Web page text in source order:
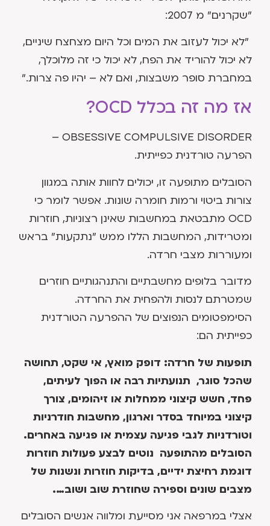
"שקרנים" מ 2007:
"לא יכול לעזוב את המים וכל היום מצחצח שיניים,
לא יכול להוריד את הפח, לא יכול כי זה מלוכלך,
במחברת סופר משבצות, ואם לא – יהיו פה צרות."
אז מה זה בכלל OCD?
OBSESSIVE COMPULSIVE DISORDER –
הפרעה טורדנית כפייתית.
הסובלים מתופעה זו, יכולים לחוות אותה במגוון
צורות ביטוי ורמות חומרה שונות. אפשר לומר כי
OCD מתבטאת במחשבות שאינן רצוניות, חוזרות
ומטרידות, המחשבות הללו ממש "נתקעות" בראש
ומעוררות מצבי חרדה.
מדובר בלופים מחשבתיים והתנהגותיים חוזרים
שמטרתם לנסות ולהפחית את החרדה.
הסימפטומים הנפוצים של ההפרעה הטורדנית
כפייתית הם:
תופעות של חרדה: דופק מואץ, אי שקט, תחושה
שהכל סוגר, תנועתיות רבה או הפוך לעיתים,
פחד, חשש קיצוני ממחלות או זיהומים, צורך
קיצוני במיוחד בסדר וארגון, מחשבות חודרניות
וטורדניות לגבי פגיעה עצמית או פגיעה באחרים.
הסובלים מהתופעה נוטים לבצע פעולות חוזרות
דוגמת רחיצת ידיים, בדיקות חוזרות ונשנות של
מצבים שונים וספירה שחוזרת שוב ושוב….
אצלי במרפאה אני מסייעת ומלווה אנשים הסובלים